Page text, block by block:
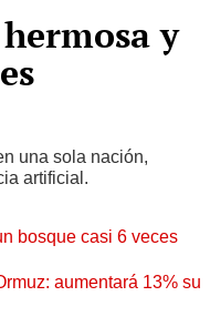
y
una sola nación,
artificial.
bosque casi 6 veces
aumentará 13% su